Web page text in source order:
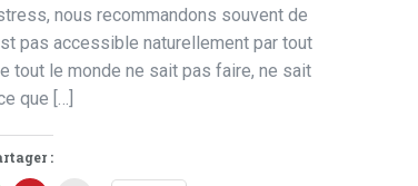
nous recommandons souvent de
pas accessible naturellement par tout
tout le monde ne sait pas faire, ne sait
que […]
: